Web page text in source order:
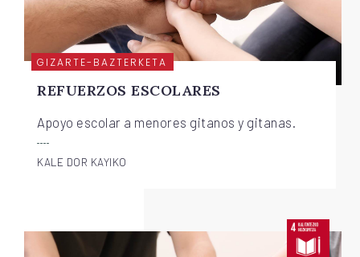
GIZARTE-BAZTERKETA
REFUERZOS ESCOLARES
Apoyo escolar a menores gitanos y gitanas.
KALE DOR KAYIKO